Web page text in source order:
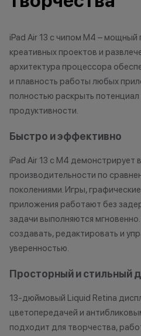
изменить условия акции в
Остались вопросы?
Напишите нам в
мессенджерах
iPad Air 13 с чипом M4 –
креативных проектов и
архитектура процессора
и плавность работы любых
полностью раскрыть потенциал
продуктивности.
Быстро и эффективно
iPad Air 13 с M4 демонстрирует
производительности по
поколениями. Игры,
приложения работают без
задачи выполняются
создавать, редактировать и
уверенностью.
Просторный и стильный
13-дюймовый Liquid Retina
цветопередачей и
подходит для творчества,